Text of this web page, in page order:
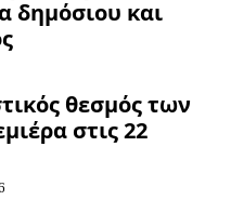
δημόσιου και
θεσμός των
στις 22